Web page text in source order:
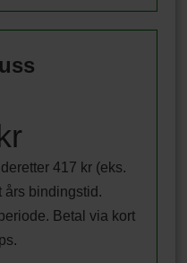
417 kr (eks.
års bindingstid.
Betal via kort